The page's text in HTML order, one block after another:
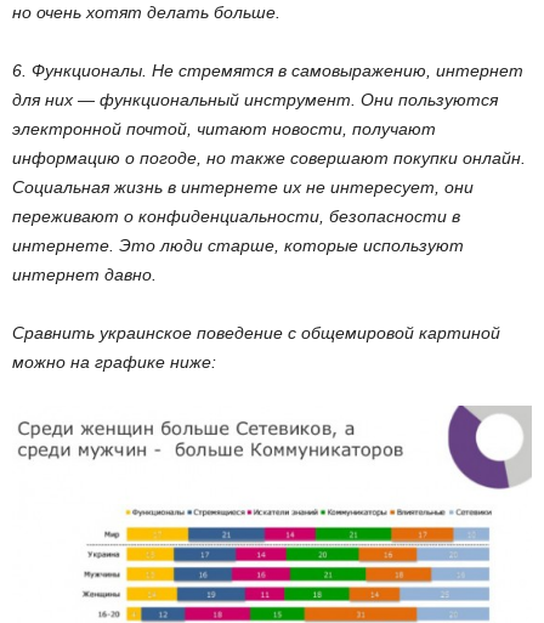
но очень хотят делать больше.
6. Функционалы. Не стремятся в самовыражению, интернет
для них — функциональный инструмент. Они пользуются
электронной почтой, читают новости, получают
информацию о погоде, но также совершают покупки онлайн.
Социальная жизнь в интернете их не интересует, они
переживают о конфиденциальности, безопасности в
интернете. Это люди старше, которые используют
интернет давно.
Сравнить украинское поведение с общемировой картиной
можно на графике ниже: